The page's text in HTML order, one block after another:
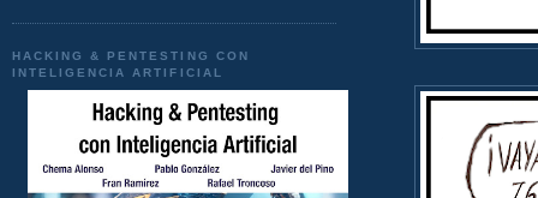
HACKING & PENTESTING CON
INTELIGENCIA ARTIFICIAL